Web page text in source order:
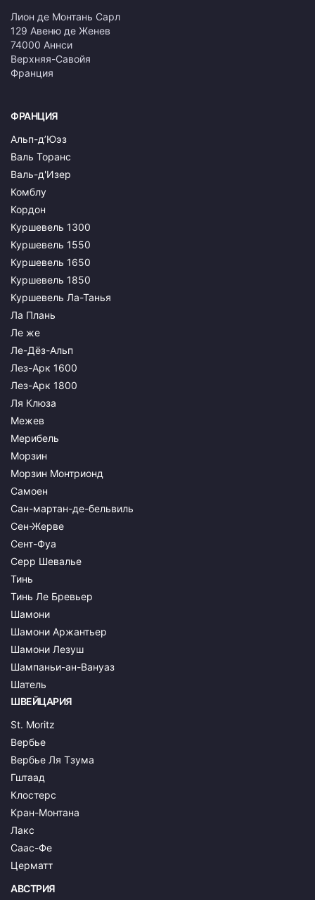
Лион де Монтань Сарл
129 Авеню де Женев
74000 Аннси
Верхняя-Савойя
Франция
ФРАНЦИЯ
Альп-д’Юэз
Валь Торанс
Валь-д'Изер
Комблу
Кордон
Куршевель 1300
Куршевель 1550
Куршевель 1650
Куршевель 1850
Куршевель Ла-Танья
Ла Плань
Ле же
Ле-Дёз-Альп
Лез-Арк 1600
Лез-Арк 1800
Ля Клюза
Межев
Мерибель
Морзин
Морзин Монтрионд
Самоен
Сан-мартан-де-бельвиль
Сен-Жерве
Сент-Фуа
Серр Шевалье
Тинь
Тинь Ле Бревьер
Шамони
Шамони Аржантьер
Шамони Лезуш
Шампаньи-ан-Вануаз
Шатель
ШВЕЙЦАРИЯ
St. Moritz
Вербье
Вербье Ля Тзума
Гштаад
Клостерс
Кран-Монтана
Лакс
Саас-Фе
Церматт
АВСТРИЯ